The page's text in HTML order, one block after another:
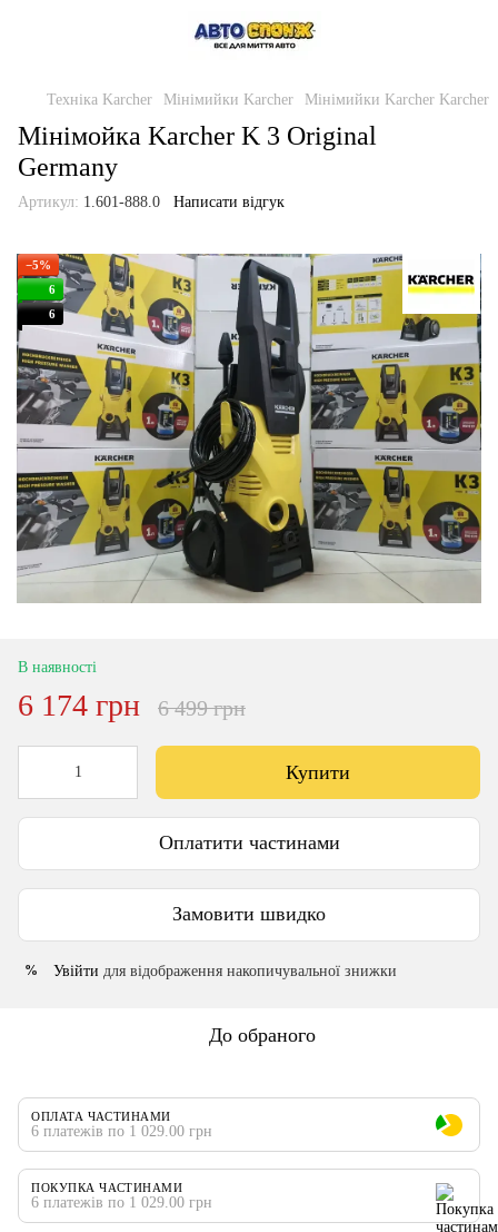
Техніка Karcher Мінімийки Karcher Мінімийки Karcher Karcher
Мінімойка Karcher K 3 Original
Germany
Артикул: 1.601-888.0 Написати відгук
−5%
6
6
В наявності
6 174 грн 6 499 грн
Купити
Оплатити частинами
Замовити швидко
% Увійти для відображення накопичувальної знижки
До обраного
ОПЛАТА ЧАСТИНАМИ
6 платежів по 1 029.00 грн
ПОКУПКА ЧАСТИНАМИ
6 платежів по 1 029.00 грн